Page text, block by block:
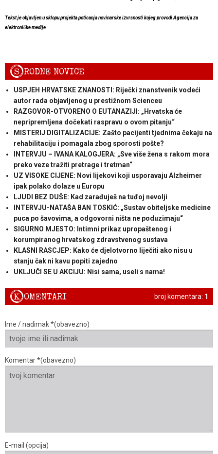
Tekst je objavljen u sklopu projekta poticanja novinarske izvrsnosti kojeg provodi Agencija za
elektroničke medije
SRODNE NOVICE
USPJEH HRVATSKE ZNANOSTI: Riječki znanstvenik vodeći
autor rada objavljenog u prestižnom Scienceu
RAZGOVOR-OTVORENO O EUTANAZIJI: „Hrvatska će
nepripremljena dočekati raspravu o ovom pitanju“
MISTERIJ DIGITALIZACIJE: Zašto pacijenti tjednima čekaju na
rehabilitaciju i pomagala zbog sporosti pošte?
INTERVJU – IVANA KALOGJERA: „Sve više žena s rakom mora
preko veze tražiti pretrage i tretman“
UZ VISOKE CIJENE: Novi lijekovi koji usporavaju Alzheimer
ipak polako dolaze u Europu
LJUDI BEZ DUŠE: Kad zarađuješ na tuđoj nevolji
INTERVJU-NATAŠA BAN TOSKIĆ: „Sustav obiteljske medicine
puca po šavovima, a odgovorni ništa ne poduzimaju“
SIGURNO MJESTO: Intimni prikaz upropaštenog i
korumpiranog hrvatskog zdravstvenog sustava
KLASNI RASCJEP: Kako će djelotvorno liječiti ako nisu u
stanju čak ni kavu popiti zajedno
UKLJUČI SE U AKCIJU: Nisi sama, useli s nama!
broj komentara: 1
KOMENTARI
Ime / nadimak *(obavezno)
Komentar *(obavezno)
E-mail (opcija)